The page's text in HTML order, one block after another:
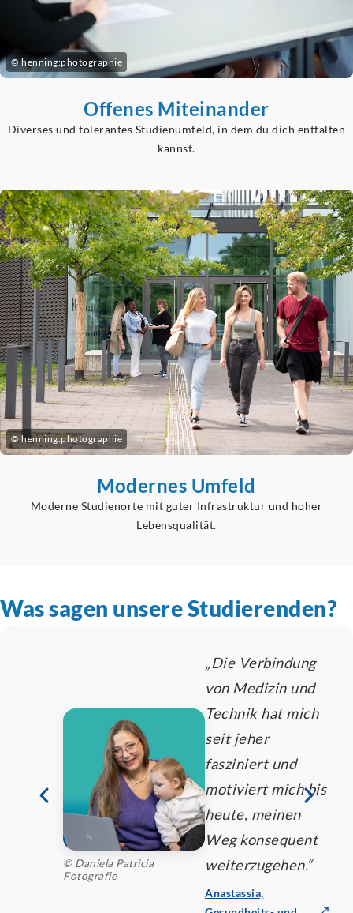
© henning:photographie
Offenes Miteinander
Diverses und tolerantes Studienumfeld, in dem du dich entfalten
kannst.
© henning:photographie
Modernes Umfeld
Moderne Studienorte mit guter Infrastruktur und hoher
Lebensqualität.
Was sagen unsere Studierenden?
© Daniela Patricia
Fotografie
„Die Verbindung
von Medizin und
Technik hat mich
seit jeher
fasziniert und
motiviert mich bis
heute, meinen
Weg konsequent
weiterzugehen.“
Anastassia,